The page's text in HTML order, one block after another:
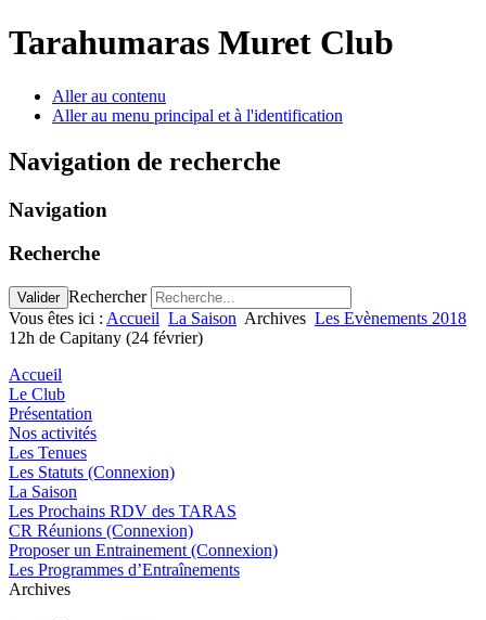
Tarahumaras Muret Club
Aller au contenu
Aller au menu principal et à l'identification
Navigation de recherche
Navigation
Recherche
Valider Rechercher
Vous êtes ici : Accueil La Saison Archives Les Evènements 2018
12h de Capitany (24 février)
Accueil
Le Club
Présentation
Nos activités
Les Tenues
Les Statuts (Connexion)
La Saison
Les Prochains RDV des TARAS
CR Réunions (Connexion)
Proposer un Entrainement (Connexion)
Les Programmes d’Entraînements
Archives